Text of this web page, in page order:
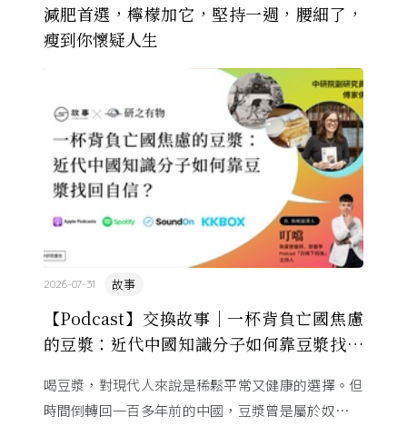
減肥首選，檸檬加它，堅持一週，腰細了，
瘦到你懷疑人生
【Podcast】交換故事｜一杯背負亡國焦慮
的豆漿：近代中國知識分子如何靠豆漿找回
故事
2026-07-31
喝豆漿，對現代人來說是稀鬆平常又健康的選擇。但
時間倒轉回一百多年前的中國，豆漿曾是屬於奴僕、